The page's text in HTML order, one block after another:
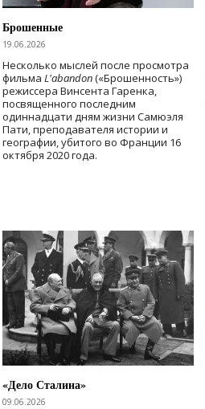
Брошенные
19.06.2026
Несколько мыслей после просмотра
фильма L'abandon(«Брошенность»)
режиссера Винсента Гаренка,
посвященного последним
одиннадцати дням жизни Самюэля
Пати, преподавателя истории и
географии, убитого во Франции 16
октября 2020 года.
«Дело Сталина»
09.06.2026